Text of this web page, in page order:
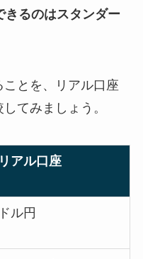
きるのはスタンダー
とを、リアル口座
てみましょう。
リアル口座
ドル円